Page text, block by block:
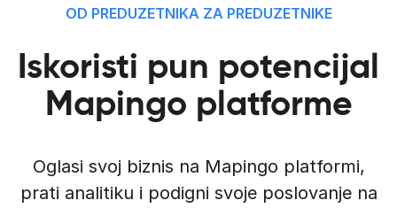
OD PREDUZETNIKA ZA PREDUZETNIKE
Iskoristi pun potencijal
Mapingo platforme
Oglasi svoj biznis na Mapingo platformi,
prati analitiku i podigni svoje poslovanje na